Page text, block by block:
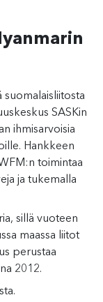
suomalaisliitosta
SASKin
ihmisarvoisia
Hankkeen
toimintaa
ja tukemalla
sillä vuoteen
maassa liitot
perustaa
2012.